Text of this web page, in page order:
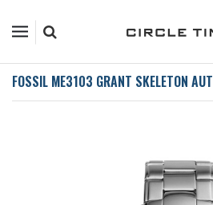
FOSSIL ME3103 GRANT SKELETON